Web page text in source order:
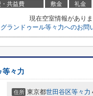
共益費 敷金 礼金
現在空室情報がありま
グランドゥール等々力へのお問
々力
住所 東京都世田谷区等々力